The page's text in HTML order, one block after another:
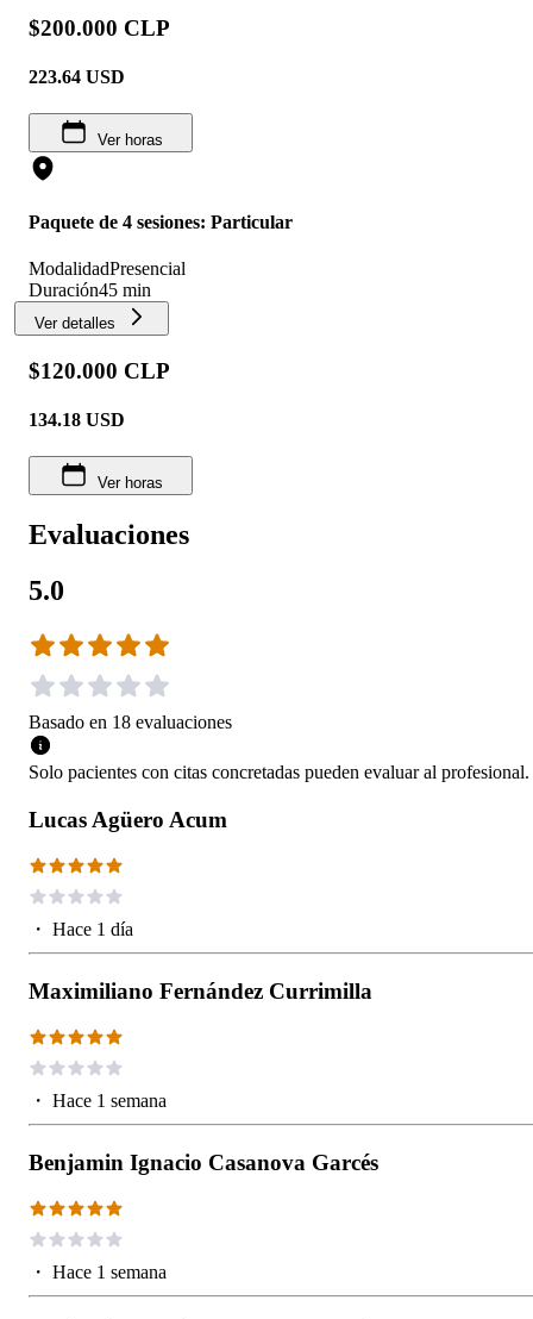
$200.000 CLP
223.64 USD
Ver horas
Paquete de 4 sesiones: Particular
ModalidadPresencial
Duración45 min
Ver detalles
$120.000 CLP
134.18 USD
Ver horas
Evaluaciones
5.0
Basado en 18 evaluaciones
Solo pacientes con citas concretadas pueden evaluar al profesional.
Lucas Agüero Acum
・ Hace 1 día
Maximiliano Fernández Currimilla
・ Hace 1 semana
Benjamin Ignacio Casanova Garcés
・ Hace 1 semana